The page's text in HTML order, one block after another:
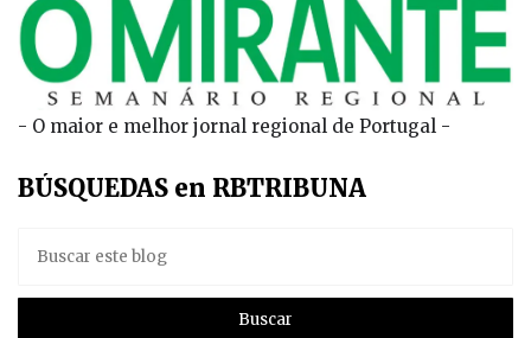
- O maior e melhor jornal regional de Portugal -
BÚSQUEDAS en RBTRIBUNA